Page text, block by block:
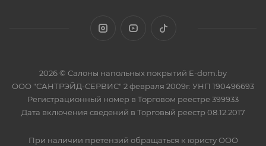
2026 © Салоны напольных покрытий E-dom.by
ООО "САНТРЭЙД-СЕРВИС" 2 февраля 2009г. УНП 190496693
Регистрационный номер в Торговом реестре 399933
Дата включения сведений в Торговый реестр 08.12.2017
При наличии претензий обращаться к юристу ООО